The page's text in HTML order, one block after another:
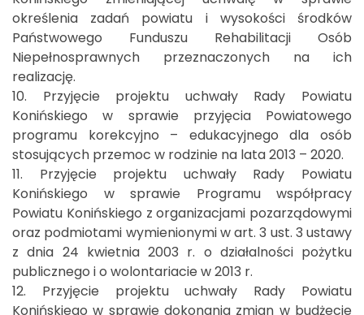
określenia zadań powiatu i wysokości środków
Państwowego Funduszu Rehabilitacji Osób
Niepełnosprawnych przeznaczonych na ich
realizację.
10. Przyjęcie projektu uchwały Rady Powiatu
Konińskiego w sprawie przyjęcia Powiatowego
programu korekcyjno – edukacyjnego dla osób
stosujących przemoc w rodzinie na lata 2013 – 2020.
11. Przyjęcie projektu uchwały Rady Powiatu
Konińskiego w sprawie Programu współpracy
Powiatu Konińskiego z organizacjami pozarządowymi
oraz podmiotami wymienionymi w art. 3 ust. 3 ustawy
z dnia 24 kwietnia 2003 r. o działalności pożytku
publicznego i o wolontariacie w 2013 r.
12. Przyjęcie projektu uchwały Rady Powiatu
Konińskiego w sprawie dokonania zmian w budżecie